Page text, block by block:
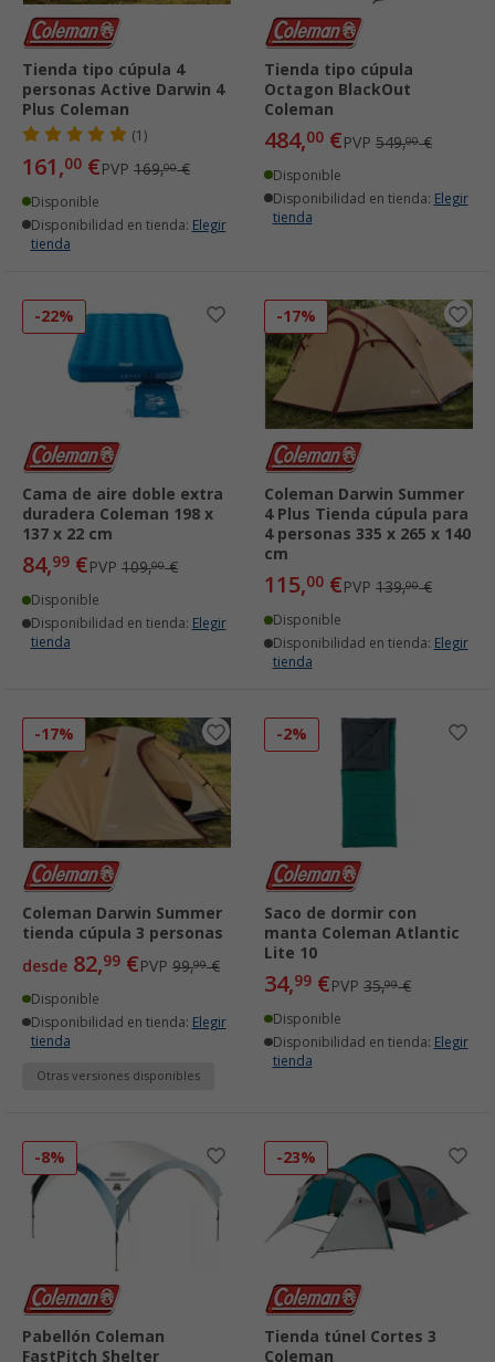
Tienda tipo cúpula 4
personas Active Darwin 4
Plus Coleman
(1)
161,00 €PVP 169,00€
Disponible
Disponibilidad en tienda: Elegir
tienda
Tienda tipo cúpula
Octagon BlackOut
Coleman
484,00 €PVP 549,00€
Disponible
Disponibilidad en tienda: Elegir
tienda
-22%
Cama de aire doble extra
duradera Coleman 198 x
137 x 22 cm
84,99 €PVP 109,00€
Disponible
Disponibilidad en tienda: Elegir
tienda
-17%
Coleman Darwin Summer
4 Plus Tienda cúpula para
4 personas 335 x 265 x 140
cm
115,00 €PVP 139,00€
Disponible
Disponibilidad en tienda: Elegir
tienda
-17%
Coleman Darwin Summer
tienda cúpula 3 personas
desde 82,99 €PVP 99,99€
Disponible
Disponibilidad en tienda: Elegir
tienda
Otras versiones disponibles
-2%
Saco de dormir con
manta Coleman Atlantic
Lite 10
34,99 €PVP 35,99€
Disponible
Disponibilidad en tienda: Elegir
tienda
-8%
Pabellón Coleman
FastPitch Shelter
-23%
Tienda túnel Cortes 3
Coleman